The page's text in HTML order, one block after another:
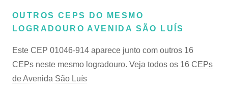
OUTROS CEPS DO MESMO
LOGRADOURO AVENIDA SÃO LUÍS
Este CEP 01046-914 aparece junto com outros 16
CEPs neste mesmo logradouro. Veja todos os 16 CEPs
de Avenida São Luís